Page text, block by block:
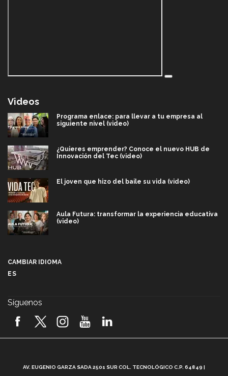
Videos
Programa enlace: para llevar a tu empresa al
siguiente nivel (video)
¿Quieres emprender? Conoce el nuevo HUB de
Innovación del Tec (video)
El joven que hizo del baile su vida (video)
Aula Futura: transformar la experiencia educativa
(video)
2026! (video)
CAMBIAR IDIOMA
ES
Síguenos
AV. EUGENIO GARZA SADA 2501 SUR COL. TECNOLÓGICO C.P. 64849 |